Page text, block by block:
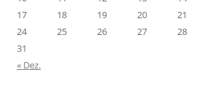
17
18 19 20 21
24
25 26 27 28
31
« Dez.